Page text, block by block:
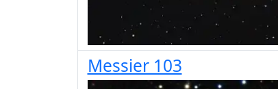
Messier 103